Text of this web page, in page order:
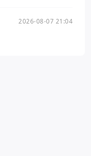
2026-08-07 21:04